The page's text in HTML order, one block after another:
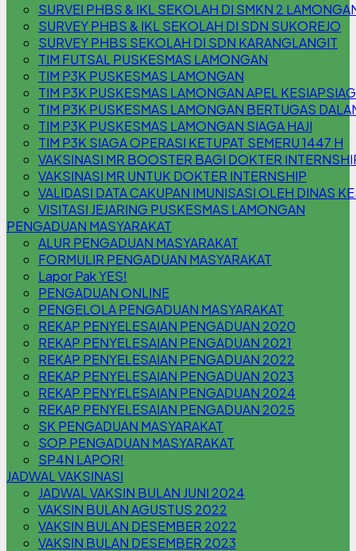
SURVEI PHBS & IKL SEKOLAH DI SMKN 2
SURVEY PHBS & IKL SEKOLAH DI SDN SUKOREJO
SURVEY PHBS SEKOLAH DI SDN KARANGLANGIT
TIM FUTSAL PUSKESMAS LAMONGAN
TIM P3K PUSKESMAS LAMONGAN
TIM P3K PUSKESMAS LAMONGAN APEL
TIM P3K PUSKESMAS LAMONGAN BERTUGAS
TIM P3K PUSKESMAS LAMONGAN SIAGA HAJI
TIM P3K SIAGA OPERASI KETUPAT SEMERU 1447 H
VAKSINASI MR BOOSTER BAGI DOKTER
VAKSINASI MR UNTUK DOKTER INTERNSHIP
VALIDASI DATA CAKUPAN IMUNISASI OLEH DINAS
VISITASI JEJARING PUSKESMAS LAMONGAN
PENGADUAN MASYARAKAT
ALUR PENGADUAN MASYARAKAT
FORMULIR PENGADUAN MASYARAKAT
Lapor Pak YES!
PENGADUAN ONLINE
PENGELOLA PENGADUAN MASYARAKAT
REKAP PENYELESAIAN PENGADUAN 2020
REKAP PENYELESAIAN PENGADUAN 2021
REKAP PENYELESAIAN PENGADUAN 2022
REKAP PENYELESAIAN PENGADUAN 2023
REKAP PENYELESAIAN PENGADUAN 2024
REKAP PENYELESAIAN PENGADUAN 2025
SK PENGADUAN MASYARAKAT
SOP PENGADUAN MASYARAKAT
SP4N LAPOR!
JADWAL VAKSINASI
JADWAL VAKSIN BULAN JUNI 2024
VAKSIN BULAN AGUSTUS 2022
VAKSIN BULAN DESEMBER 2022
VAKSIN BULAN DESEMBER 2023